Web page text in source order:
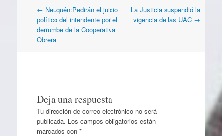
Navegación
por
artículos
← Neuquén:Pedirán el juicio
político del intendente por el
derrumbe de la Cooperativa
Obrera
La Justicia suspendió la
vigencia de las UAC →
Deja una respuesta
Tu dirección de correo electrónico no será
publicada. Los campos obligatorios están
marcados con *